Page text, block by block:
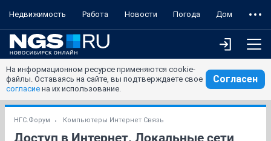
Недвижимость Работа Новости Погода Дом
На информационном ресурсе применяются cookie-
файлы. Оставаясь на сайте, вы подтверждаете свое
согласие на их использование.
Согласен
НГС.Форум Компьютеры Интернет Связь
Доступ в Интернет. Локальные сети